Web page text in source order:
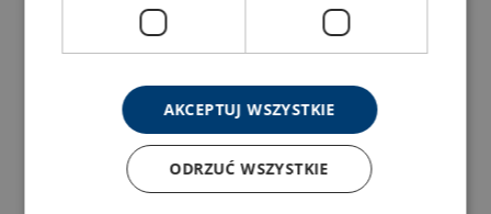
Materiał:
Znakowanie:
Zakończenie:
Uwaga:
Pokaż produkt Pokaż produkt
AKCEPTUJ WSZYSTKIE
ODRZUĆ WSZYSTKIE